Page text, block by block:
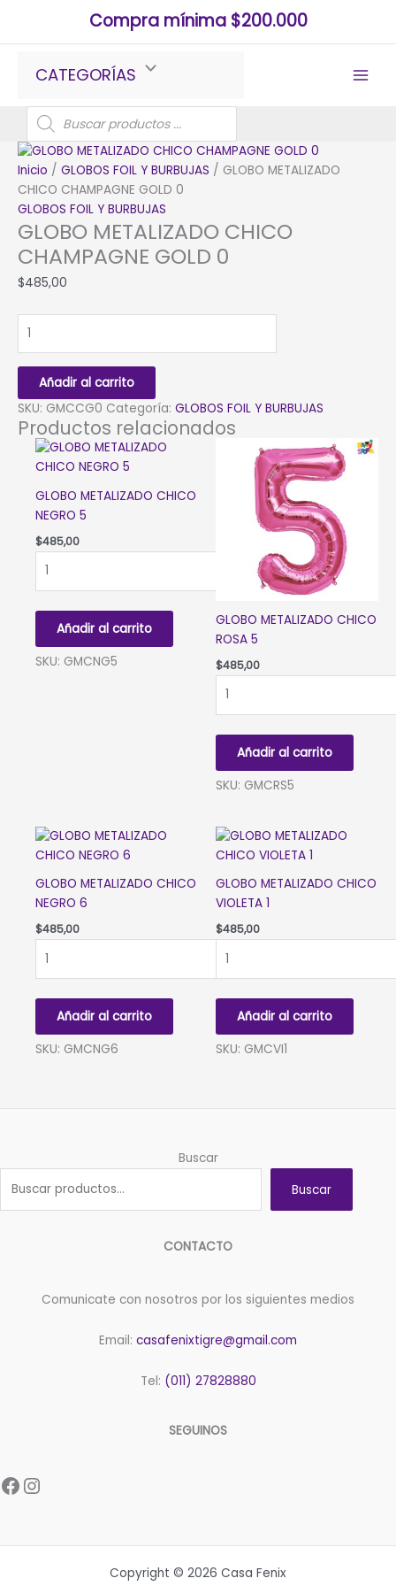
contenido
Compra mínima $200.000
CATEGORÍAS
Búsqueda
de
productos
Inicio / GLOBOS FOIL Y BURBUJAS / GLOBO METALIZADO
CHICO CHAMPAGNE GOLD 0
GLOBOS FOIL Y BURBUJAS
GLOBO METALIZADO CHICO
CHAMPAGNE GOLD 0
$485,00
METALIZADO
CHAMPAGNE
GOLD
0
cantidad
Añadir al carrito
SKU: GMCCG0 Categoría: GLOBOS FOIL Y BURBUJAS
Productos relacionados
GLOBO METALIZADO CHICO
NEGRO 5
$485,00
METALIZADO
cantidad
Añadir al carrito
SKU: GMCNG5
GLOBO METALIZADO CHICO
ROSA 5
$485,00
METALIZADO
cantidad
Añadir al carrito
SKU: GMCRS5
GLOBO METALIZADO CHICO
NEGRO 6
$485,00
METALIZADO
cantidad
Añadir al carrito
SKU: GMCNG6
GLOBO METALIZADO CHICO
VIOLETA 1
$485,00
METALIZADO
cantidad
Añadir al carrito
SKU: GMCVI1
Buscar
Buscar
CONTACTO
Comunicate con nosotros por los siguientes medios
Email: casafenixtigre@gmail.com
Tel: (011) 27828880
SEGUINOS
Facebook
Instagram
Copyright © 2026 Casa Fenix